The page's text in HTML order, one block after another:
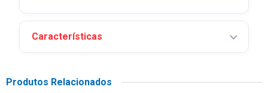
Características
Produtos Relacionados